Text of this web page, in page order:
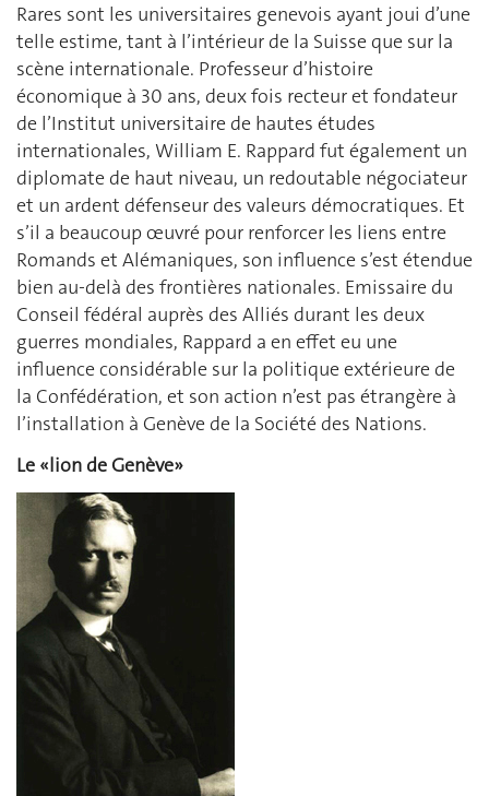
Rares sont les universitaires genevois ayant joui d’une
telle estime, tant à l’intérieur de la Suisse que sur la
scène internationale. Professeur d’histoire
économique à 30 ans, deux fois recteur et fondateur
de l’Institut universitaire de hautes études
internationales, William E. Rappard fut également un
diplomate de haut niveau, un redoutable négociateur
et un ardent défenseur des valeurs démocratiques. Et
s’il a beaucoup œuvré pour renforcer les liens entre
Romands et Alémaniques, son influence s’est étendue
bien au-delà des frontières nationales. Emissaire du
Conseil fédéral auprès des Alliés durant les deux
guerres mondiales, Rappard a en effet eu une
influence considérable sur la politique extérieure de
la Confédération, et son action n’est pas étrangère à
l’installation à Genève de la Société des Nations.
Le «lion de Genève»